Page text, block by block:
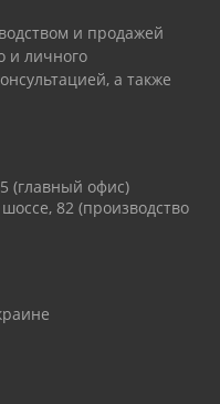
и продажей
и личного
а также
(главный офис)
82 (производство